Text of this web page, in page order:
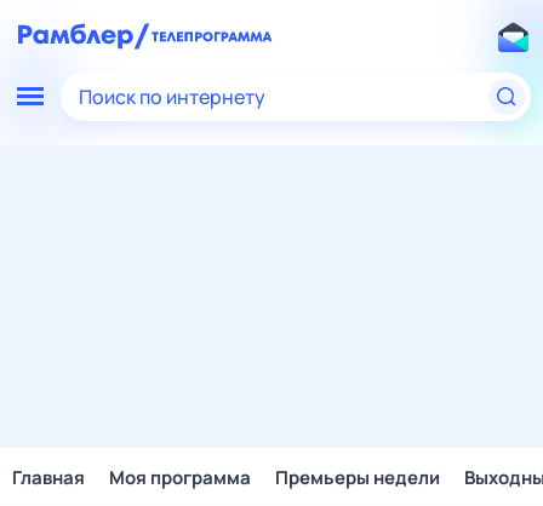
Поиск по интернету
Главная Моя программа Премьеры недели